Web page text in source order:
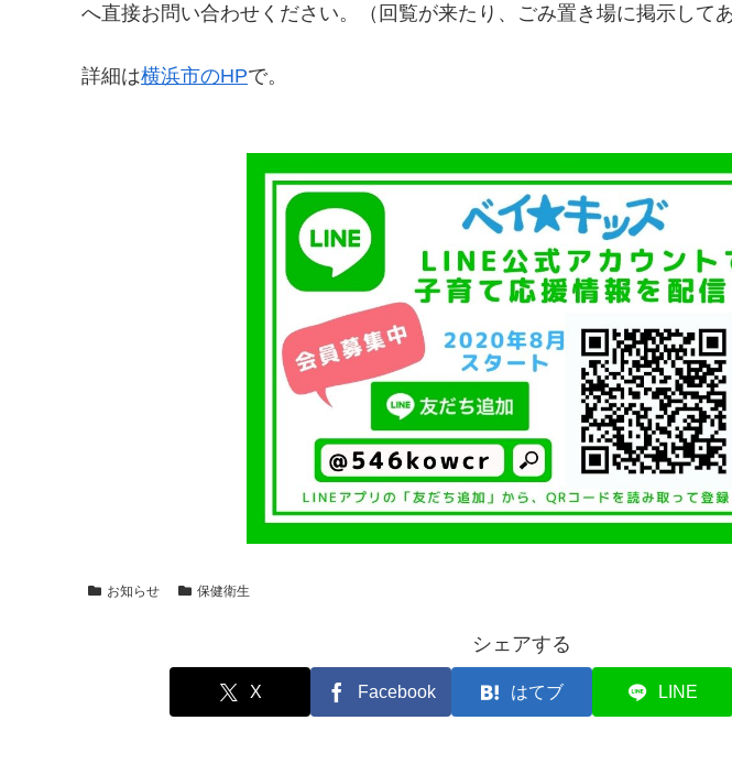
へ直接お問い合わせください。（回覧が来たり、ごみ置き場に掲示して
詳細は横浜市のHPで。
お知らせ 保健衛生
シェアする
X Facebook はてブ LINE